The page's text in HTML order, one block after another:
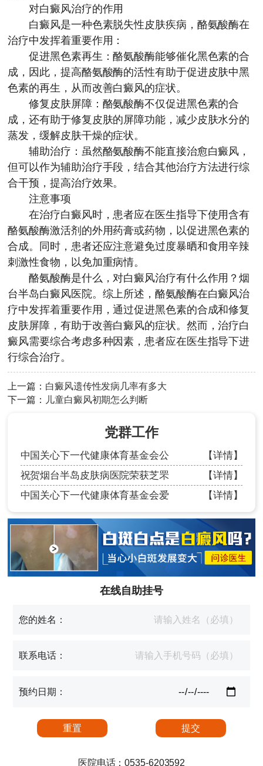
对白癜风治疗的作用
白癜风是一种色素脱失性皮肤疾病，酪氨酸酶在
治疗中发挥着重要作用：
促进黑色素再生：酪氨酸酶能够催化黑色素的合
成，因此，提高酪氨酸酶的活性有助于促进皮肤中黑
色素的再生，从而改善白癜风的症状。
修复皮肤屏障：酪氨酸酶不仅促进黑色素的合
成，还有助于修复皮肤的屏障功能，减少皮肤水分的
蒸发，缓解皮肤干燥的症状。
辅助治疗：虽然酪氨酸酶不能直接治愈白癜风，
但可以作为辅助治疗手段，结合其他治疗方法进行综
合干预，提高治疗效果。
注意事项
在治疗白癜风时，患者应在医生指导下使用含有
酪氨酸酶激活剂的外用药膏或药物，以促进黑色素的
合成。同时，患者还应注意避免过度暴晒和食用辛辣
刺激性食物，以免加重病情。
酪氨酸酶是什么，对白癜风治疗有什么作用？烟
台半岛白癜风医院。综上所述，酪氨酸酶在白癜风治
疗中发挥着重要作用，通过促进黑色素的合成和修复
皮肤屏障，有助于改善白癜风的症状。然而，治疗白
癜风需要综合考虑多种因素，患者应在医生指导下进
行综合治疗。
上一篇： 白癜风遗传性发病几率有多大
下一篇：
儿童白癜风初期怎么判断
党群工作
中国关心下一代健康体育基金会公
【详情】
祝贺烟台半岛皮肤病医院荣获芝罘
【详情】
中国关心下一代健康体育基金会爱
【详情】
在线自助挂号
您的姓名：
联系电话：
预约日期：
医院电话：0535-6203592